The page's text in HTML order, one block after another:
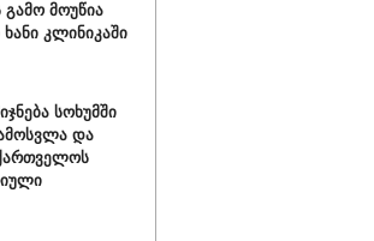
მოუწია
კლინიკაში
სოხუმში
და